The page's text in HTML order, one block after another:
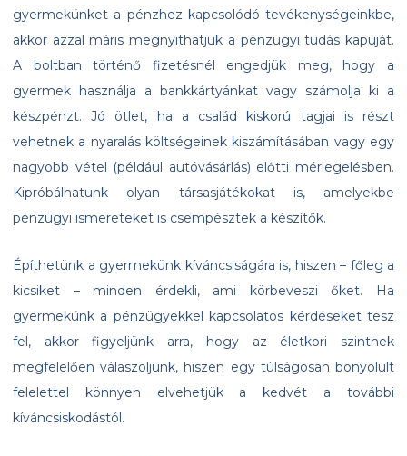
gyermekünket a pénzhez kapcsolódó tevékenységeinkbe,
akkor azzal máris megnyithatjuk a pénzügyi tudás kapuját.
A boltban történő fizetésnél engedjük meg, hogy a
gyermek használja a bankkártyánkat vagy számolja ki a
készpénzt. Jó ötlet, ha a család kiskorú tagjai is részt
vehetnek a nyaralás költségeinek kiszámításában vagy egy
nagyobb vétel (például autóvásárlás) előtti mérlegelésben.
Kipróbálhatunk olyan társasjátékokat is, amelyekbe
pénzügyi ismereteket is csempésztek a készítők.
Építhetünk a gyermekünk kíváncsiságára is, hiszen – főleg a
kicsiket – minden érdekli, ami körbeveszi őket. Ha
gyermekünk a pénzügyekkel kapcsolatos kérdéseket tesz
fel, akkor figyeljünk arra, hogy az életkori szintnek
megfelelően válaszoljunk, hiszen egy túlságosan bonyolult
felelettel könnyen elvehetjük a kedvét a további
kíváncsiskodástól.